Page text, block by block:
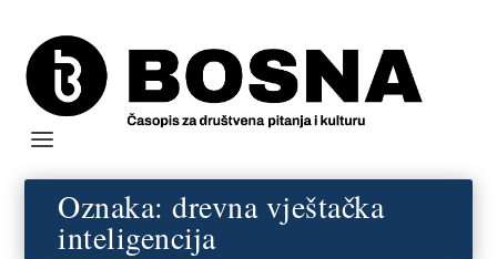
Oznaka:drevna vještačka
inteligencija